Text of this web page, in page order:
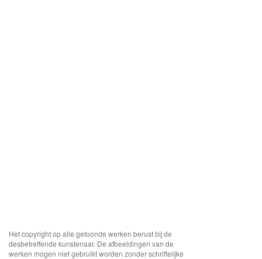
Het copyright op alle getoonde werken berust bij de
desbetreffende kunstenaar. De afbeeldingen van de
werken mogen niet gebruikt worden zonder schriftelijke